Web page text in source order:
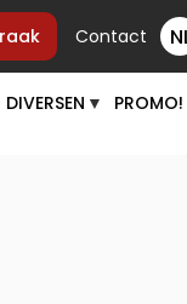
Contact
DIVERSEN ▼ PROMO!